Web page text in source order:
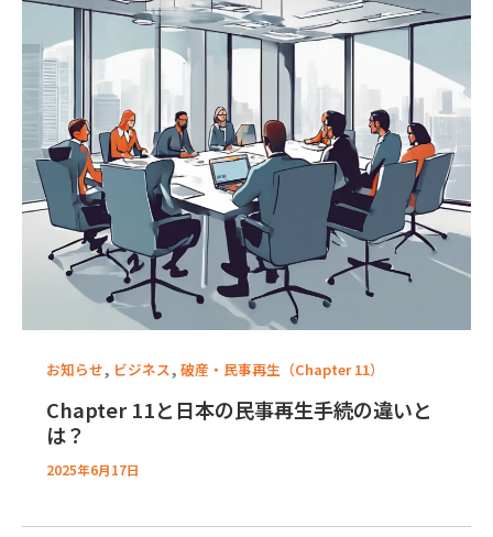
お知らせ, ビジネス, 破産・民事再生（Chapter 11）
Chapter 11と日本の民事再生手続の違いと
は？
2025年6月17日